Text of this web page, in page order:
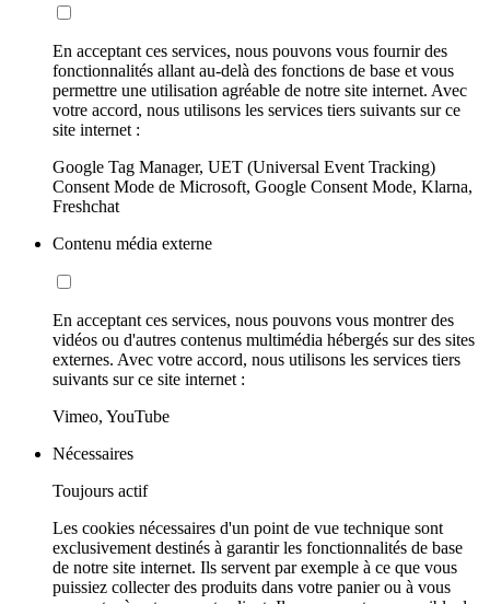
En acceptant ces services, nous pouvons vous fournir des
fonctionnalités allant au-delà des fonctions de base et vous
permettre une utilisation agréable de notre site internet. Avec
votre accord, nous utilisons les services tiers suivants sur ce
site internet :
Google Tag Manager, UET (Universal Event Tracking)
Consent Mode de Microsoft, Google Consent Mode, Klarna,
Freshchat
Contenu média externe
En acceptant ces services, nous pouvons vous montrer des
vidéos ou d'autres contenus multimédia hébergés sur des sites
externes. Avec votre accord, nous utilisons les services tiers
suivants sur ce site internet :
Vimeo, YouTube
Nécessaires
Toujours actif
Les cookies nécessaires d'un point de vue technique sont
exclusivement destinés à garantir les fonctionnalités de base
de notre site internet. Ils servent par exemple à ce que vous
puissiez collecter des produits dans votre panier ou à vous